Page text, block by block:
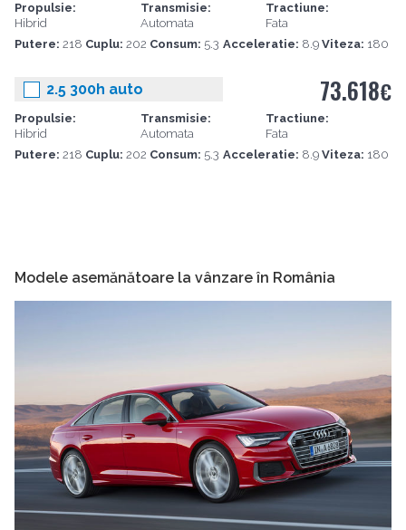
Propulsie:
Hibrid
Transmisie:
Automata
Tractiune:
Fata
Putere: 218 Cuplu:202 Consum: 5.3 Acceleratie: 8.9 Viteza: 180
2.5 300h auto
Propulsie:
Hibrid
Transmisie:
Automata
Tractiune:
Fata
Putere: 218 Cuplu:202 Consum: 5.3 Acceleratie: 8.9 Viteza: 180
73.618€
Modele asemănătoare la vânzare în România